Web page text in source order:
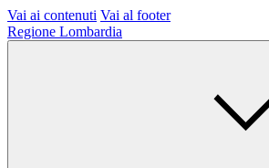
Vai ai contenuti Vai al footer
Regione Lombardia